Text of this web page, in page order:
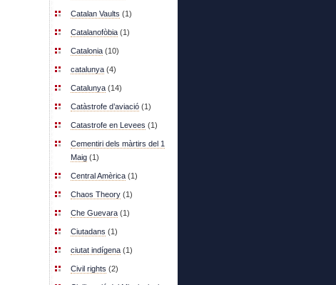
Catalan Vaults (1)
Catalanofòbia (1)
Catalonia (10)
catalunya (4)
Catalunya (14)
Catàstrofe d’aviació (1)
Catastrofe en Levees (1)
Cementiri dels màrtirs del 1
Maig (1)
Central Amèrica (1)
Chaos Theory (1)
Che Guevara (1)
Ciutadans (1)
ciutat indígena (1)
Civil rights (2)